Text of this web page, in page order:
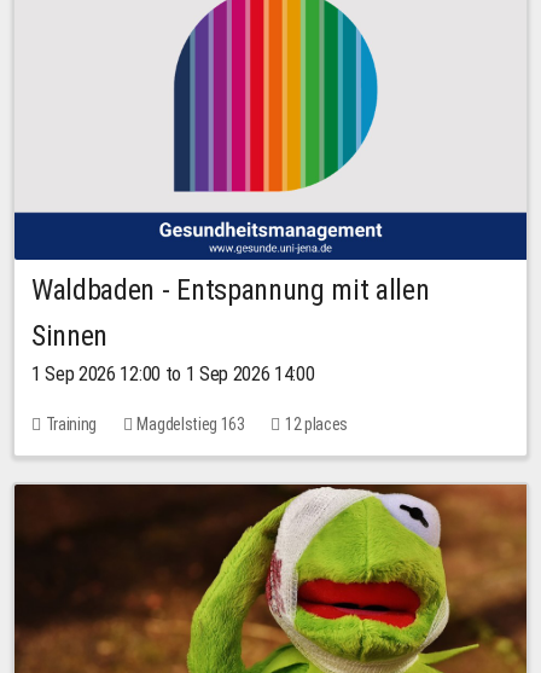
Waldbaden - Entspannung mit allen
Sinnen
1 Sep 2026 12:00 to 1 Sep 2026 14:00
Training Magdelstieg 163 12 places